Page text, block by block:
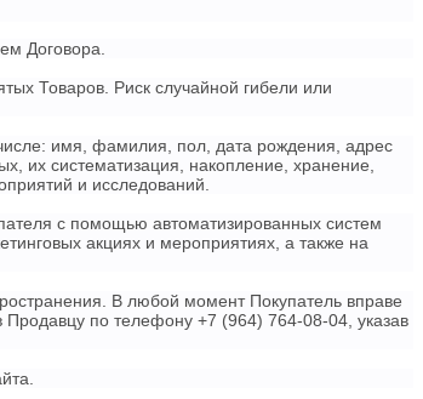
Договора.
Товаров. Риск случайной гибели или
имя, фамилия, пол, дата рождения, адрес
их систематизация, накопление, хранение,
и исследований.
с помощью автоматизированных систем
акциях и мероприятиях, а также на
В любой момент Покупатель вправе
Продавцу по телефону +7 (964) 764-08-04, указав